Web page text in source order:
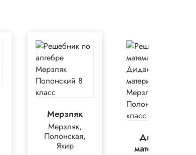
Мерзляк
Мерзляк,
Полонская,
Якир
Дидакт.
материалы